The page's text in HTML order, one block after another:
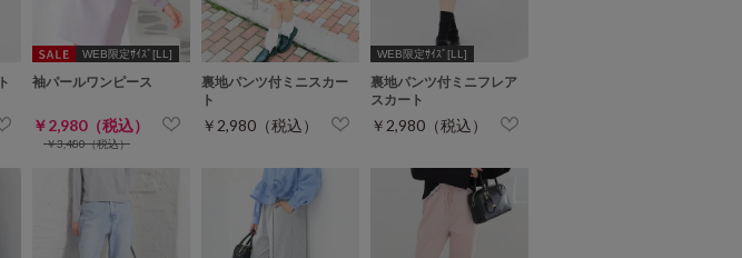
WEB限定ｻｲｽﾞ[LL]
袖パールワンピース
￥2,980（税込）
￥3,480（税込）
裏地パンツ付ミニスカー
ト
￥2,980（税込）
WEB限定ｻｲｽﾞ[LL]
裏地パンツ付ミニフレア
スカート
￥2,980（税込）